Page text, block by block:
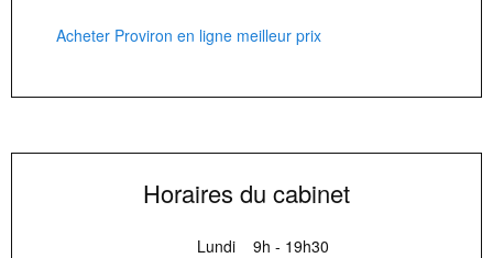
Acheter Proviron en ligne meilleur prix
Horaires du cabinet
Lundi
9h - 19h30